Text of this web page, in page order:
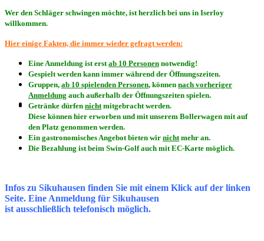
Wer den Schläger schwingen möchte, ist herzlich bei uns in Iserloy
willkommen.
Hier einige Fakten, die immer wieder gefragt werden:
Eine Anmeldung ist erstab 10 Personen notwendig!
Gespielt werden kann immer während der Öffnungszeiten.
Gruppen, ab 10 spielenden Personen, können nach vorheriger
Anmeldung auch außerhalb der Öffnungszeiten spielen.
Getränke dürfen nichtmitgebracht werden.
Diese können hier erworben und mit unserem Bollerwagen mit auf
den Platz genommen werden.
Ein gastronomisches Angebot bieten wir nichtmehr an.
Die Bezahlung ist beim Swin-Golf auch mit EC-Karte möglich.
Infos zu Sikuhausen finden Sie mit einem Klick auf der linken
Seite. Eine Anmeldung für Sikuhausen
ist ausschließlich telefonisch möglich.